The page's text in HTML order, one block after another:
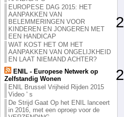
EUROPESE DAG 2015: HET
AANPAKKEN VAN
BELEMMERINGEN VOOR
KINDEREN EN JONGEREN MET
EEN HANDICAP
WAT KOST HET OM HET
AANPAKKEN VAN ONGELIJKHEID
EN LAAT NIEMAND ACHTER?
ENIL - Europese Netwerk op
Zelfstandig Wonen
ENIL Brussel Vrijheid Rijden 2015
Video ' s
De Strijd Gaat Op het ENIL lanceert
in 2016, met een oproep voor de